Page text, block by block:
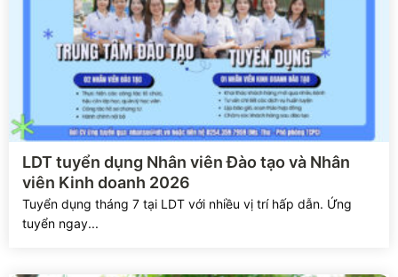
Xem chi tiết
LDT tuyển dụng Nhân viên Đào tạo và Nhân
viên Kinh doanh 2026
Tuyển dụng tháng 7 tại LDT với nhiều vị trí hấp dẫn. Ứng
tuyển ngay...